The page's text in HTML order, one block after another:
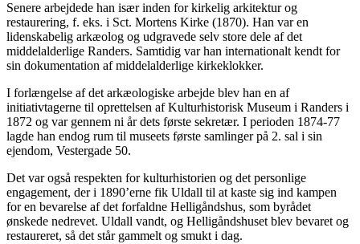
Senere arbejdede han især inden for kirkelig arkitektur og
restaurering, f. eks. i Sct. Mortens Kirke (1870). Han var en
lidenskabelig arkæolog og udgravede selv store dele af det
middelalderlige Randers. Samtidig var han internationalt kendt for
sin dokumentation af middelalderlige kirkeklokker.
I forlængelse af det arkæologiske arbejde blev han en af
initiativtagerne til oprettelsen af Kulturhistorisk Museum i Randers i
1872 og var gennem ni år dets første sekretær. I perioden 1874-77
lagde han endog rum til museets første samlinger på 2. sal i sin
ejendom, Vestergade 50.
Det var også respekten for kulturhistorien og det personlige
engagement, der i 1890’erne fik Uldall til at kaste sig ind kampen
for en bevarelse af det forfaldne Helligåndshus, som byrådet
ønskede nedrevet. Uldall vandt, og Helligåndshuset blev bevaret og
restaureret, så det står gammelt og smukt i dag.